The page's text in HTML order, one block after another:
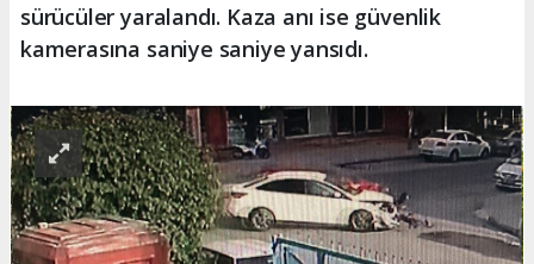
sürücüler yaralandı. Kaza anı ise güvenlik
kamerasına saniye saniye yansıdı.